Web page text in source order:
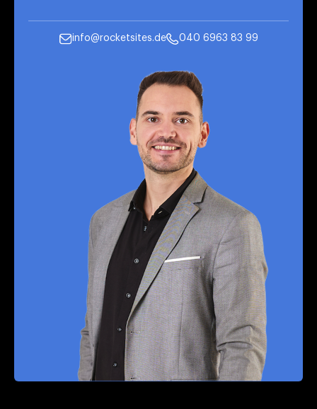
info@rocketsites.de 040 6963 83 99